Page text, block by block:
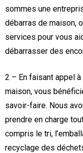
sommes une
débarras de maison,
services pour vous
débarrasser des
2 – En faisant appel
maison, vous
savoir-faire. Nous
prendre en charge
compris le tri,
recyclage des